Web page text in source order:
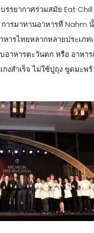
รยากาศร่วมสมัย Eat
การมาทานอาหารที่ Nahm
ารไทยหลากหลายประเภ
อาหารตะวันตก หรือ อาห
งสำเร็จ ไม่ใช้ปูถุง ขูดมะพ